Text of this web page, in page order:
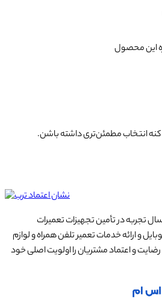
این محصول
انتخاب مطمئن‌تری داشته باشن.
جی‌اس‌ام با نزدیک به ۲۰ سال تجربه در تأمین تجهیزات تعمیرات
و ارائه خدمات تعمیر تلفن همراه و لوازم
رضایت و اعتماد مشتریان را اولویت اصلی خود